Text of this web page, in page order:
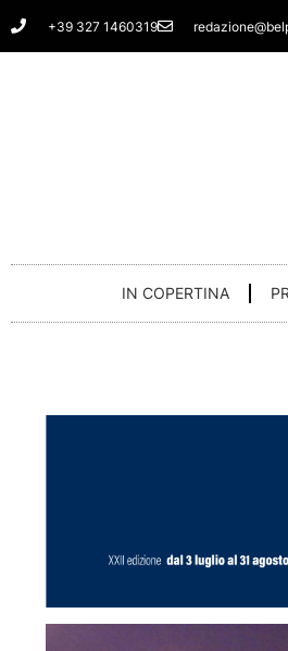
Vai
al
+39 327 1460319
IN COPERTINA